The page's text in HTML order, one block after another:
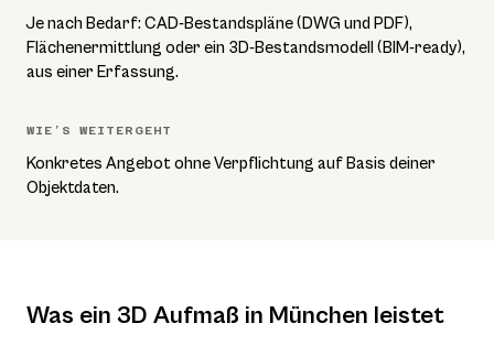
Je nach Bedarf: CAD-Bestandspläne (DWG und PDF),
Flächenermittlung oder ein 3D-Bestandsmodell (BIM-ready),
aus einer Erfassung.
WIE’S WEITERGEHT
Konkretes Angebot ohne Verpflichtung auf Basis deiner
Objektdaten.
Was ein 3D Aufmaß in München leistet